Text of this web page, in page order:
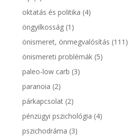
oktatás és politika (4)
öngyilkosság(1)
önismeret, önmegvalósítás (111)
önismereti problémák(5)
paleo-low carb (3)
paranoia (2)
párkapcsolat(2)
pénzügyi pszichológia (4)
pszichodráma (3)